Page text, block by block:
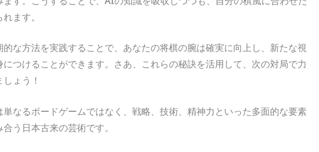
ます。
的な方法を実践することで、あなたの将棋の腕は確実に向上し、新たな視
につけることができます。さあ、これらの秘訣を活用して、次の対局で力
ょう！
単なるボードゲームではなく、戦略、技術、精神力といった多面的な要素
う日本古来の芸術です。